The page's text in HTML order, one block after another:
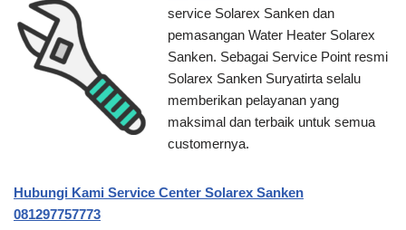
service Solarex Sanken dan
pemasangan Water Heater Solarex
Sanken. Sebagai Service Point resmi
Solarex Sanken Suryatirta selalu
memberikan pelayanan yang
maksimal dan terbaik untuk semua
customernya.
Hubungi Kami Service Center Solarex Sanken
081297757773